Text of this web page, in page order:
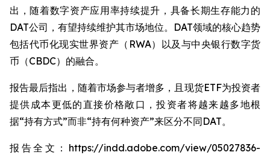
出，随着数字资产应用率持续提升，具备长期生存能力的
DAT公司，有望持续维护其市场地位。DAT领域的核心趋势
包括代币化现实世界资产（RWA）以及与中央银行数字货
币（CBDC）的融合。
报告最后指出，随着市场参与者增多，且现货ETF为投资者
提供成本更低的直接价格敞口，投资者将越来越多地根
据“持有方式”而非“持有何种资产”来区分不同DAT。
报告全文：https://indd.adobe.com/view/05027836-